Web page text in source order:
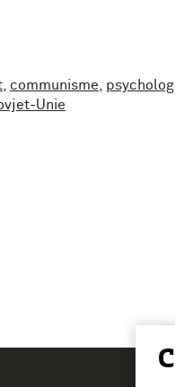
communisme
Unie